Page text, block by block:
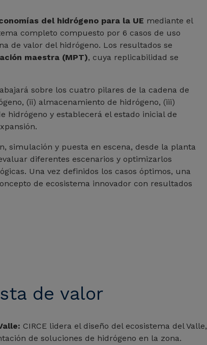
del hidrógeno para la UE mediante el
completo compuesto por 6 casos de uso
de valor del hidrógeno. Los resultados se
maestra (MPT), cuya replicabilidad se
sobre los cuatro pilares de la cadena de
(ii) almacenamiento de hidrógeno, (iii)
hidrógeno y establecerá el estado inicial de
simulación y puesta en escena, desde la planta
diferentes escenarios y optimizarlos
Una vez definidos los casos óptimos, una
de ecosistema innovador con resultados
de valor
CIRCE lidera el diseño del ecosistema del Valle,
de soluciones de hidrógeno en la zona.